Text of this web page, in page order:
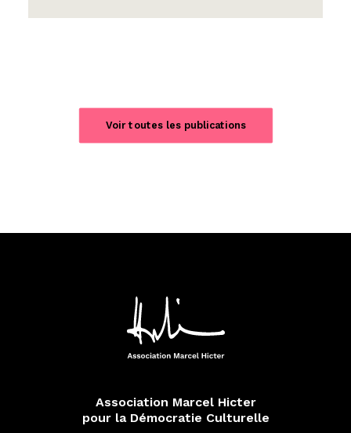
Voir toutes les publications
Association Marcel Hicter
pour la Démocratie Culturelle